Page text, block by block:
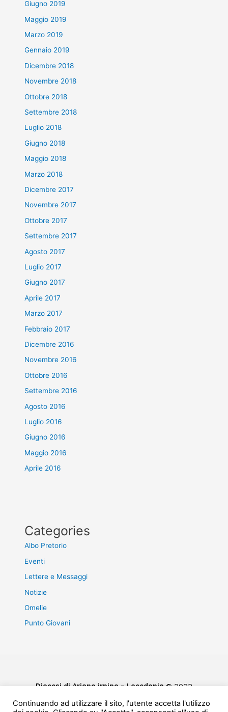
Giugno 2019
Maggio 2019
Marzo 2019
Gennaio 2019
Dicembre 2018
Novembre 2018
Ottobre 2018
Settembre 2018
Luglio 2018
Giugno 2018
Maggio 2018
Marzo 2018
Dicembre 2017
Novembre 2017
Ottobre 2017
Settembre 2017
Agosto 2017
Luglio 2017
Giugno 2017
Aprile 2017
Marzo 2017
Febbraio 2017
Dicembre 2016
Novembre 2016
Ottobre 2016
Settembre 2016
Agosto 2016
Luglio 2016
Giugno 2016
Maggio 2016
Aprile 2016
Categories
Albo Pretorio
Eventi
Lettere e Messaggi
Notizie
Omelie
Punto Giovani
Diocesi di Ariano irpino – Lacedonia © 2022
Privacy & Cookie Policy
Continuando ad utilizzare il sito, l'utente accetta l'utilizzo